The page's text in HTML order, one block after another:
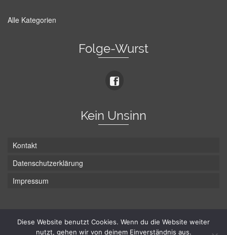
Alle Kategorien
Folge-Wurst
Kein Unsinn
Kontakt
Datenschutzerklärung
Impressum
Diese Website benutzt Cookies. Wenn du die Website weiter
nutzt, gehen wir von deinem Einverständnis aus.